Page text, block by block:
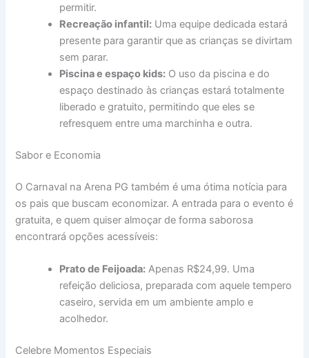
permitir.
Recreação infantil: Uma equipe dedicada estará
presente para garantir que as crianças se divirtam
sem parar.
Piscina e espaço kids: O uso da piscina e do
espaço destinado às crianças estará totalmente
liberado e gratuito, permitindo que eles se
refresquem entre uma marchinha e outra.
Sabor e Economia
O Carnaval na Arena PG também é uma ótima notícia para
os pais que buscam economizar. A entrada para o evento é
gratuita, e quem quiser almoçar de forma saborosa
encontrará opções acessíveis:
Prato de Feijoada: Apenas R$24,99. Uma
refeição deliciosa, preparada com aquele tempero
caseiro, servida em um ambiente amplo e
acolhedor.
Celebre Momentos Especiais